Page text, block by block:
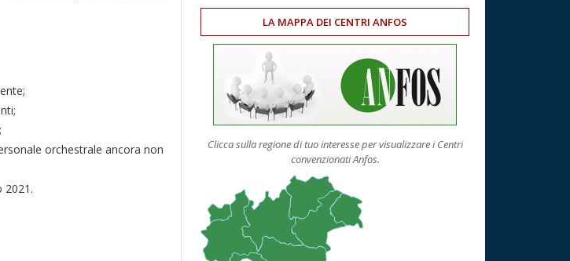
orchestrale ancora non
2021.
LA MAPPA DEI CENTRI ANFOS
Clicca sulla regione di tuo interesse per visualizzare i Centri
convenzionati Anfos.